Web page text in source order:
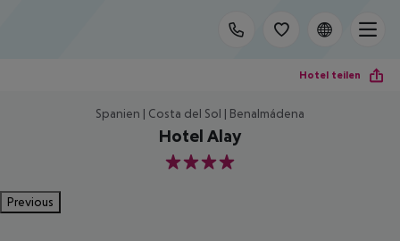
Hotel teilen
Spanien | Costa del Sol | Benalmádena
Hotel Alay
4
Previous